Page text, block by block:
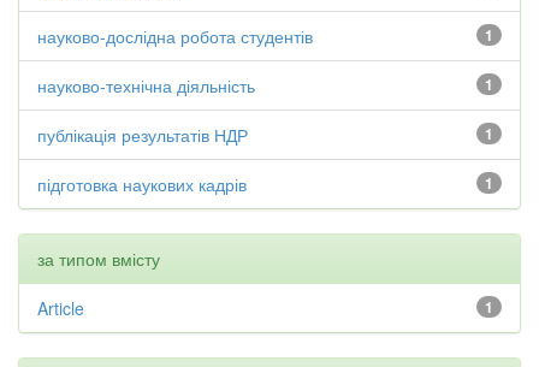
1
науково-дослідна робота студентів
1
науково-технічна діяльність
1
публікація результатів НДР
1
підготовка наукових кадрів
за типом вмісту
1
Article